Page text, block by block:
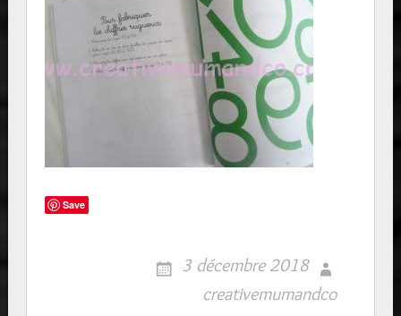
Save
3 décembre 2018
creativemumandco